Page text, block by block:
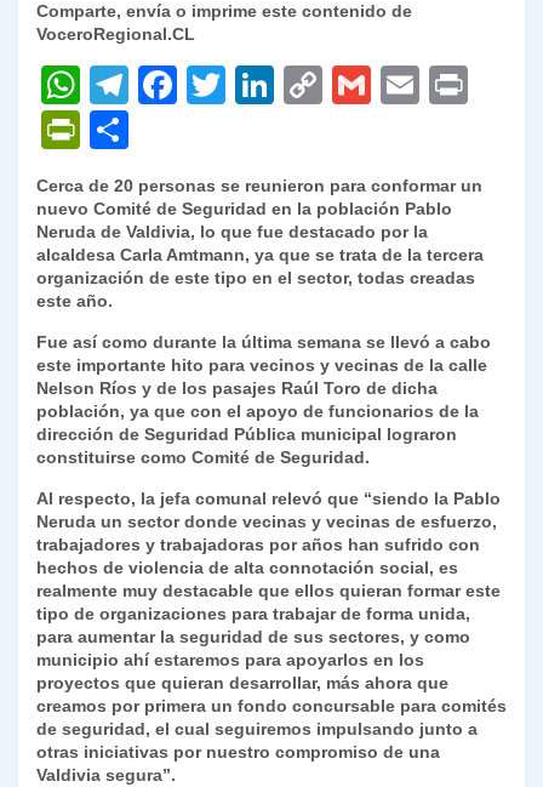
Comparte, envía o imprime este contenido de
VoceroRegional.CL
W
h
at
s
A
p
p
T
gr
a
m
F
e
b
o
k
T
er
Li
e
dI
n
C
y
Li
n
G
l
E
l
P
ri
nt
Fr
ie
n
dl
y
o
m
p
ar
tir
Cerca de 20 personas se reunieron para conformar un
nuevo Comité de Seguridad en la población Pablo
Neruda de Valdivia, lo que fue destacado por la
alcaldesa Carla Amtmann, ya que se trata de la tercera
organización de este tipo en el sector, todas creadas
este año.
Fue así como durante la última semana se llevó a cabo
este importante hito para vecinos y vecinas de la calle
Nelson Ríos y de los pasajes Raúl Toro de dicha
población, ya que con el apoyo de funcionarios de la
dirección de Seguridad Pública municipal lograron
constituirse como Comité de Seguridad.
Al respecto, la jefa comunal relevó que “siendo la Pablo
Neruda un sector donde vecinas y vecinas de esfuerzo,
trabajadores y trabajadoras por años han sufrido con
hechos de violencia de alta connotación social, es
realmente muy destacable que ellos quieran formar este
tipo de organizaciones para trabajar de forma unida,
para aumentar la seguridad de sus sectores, y como
municipio ahí estaremos para apoyarlos en los
proyectos que quieran desarrollar, más ahora que
creamos por primera un fondo concursable para comités
de seguridad, el cual seguiremos impulsando junto a
otras iniciativas por nuestro compromiso de una
Valdivia segura”.